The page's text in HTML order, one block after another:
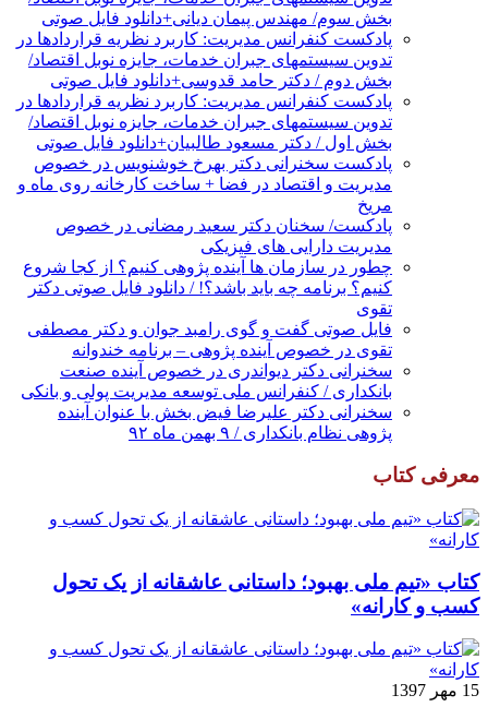
بخش سوم/ مهندس پیمان دیانی+دانلود فایل صوتی
پادکست کنفرانس مدیریت: کاربرد نظریه قراردادها در
تدوین سیستمهای جبران خدمات، جایزه نوبل اقتصاد/
بخش دوم / دکتر حامد قدوسی+دانلود فایل صوتی
پادکست کنفرانس مدیریت: کاربرد نظریه قراردادها در
تدوین سیستمهای جبران خدمات، جایزه نوبل اقتصاد/
بخش اول / دکتر مسعود طالبیان+دانلود فایل صوتی
پادکست سخنرانی دکتر بهرخ خوشنویس در خصوص
مدیریت و اقتصاد در فضا + ساخت کارخانه روی ماه و
مریخ
پادکست/ سخنان دکتر سعید رمضانی در خصوص
مدیریت دارایی های فیزیکی
چطور در سازمان ها آینده پژوهی کنیم؟ از کجا شروع
کنیم؟ برنامه چه باید باشد؟! / دانلود فایل صوتی دکتر
تقوی
فایل صوتی گفت و گوی رامبد جوان و دکتر مصطفی
تقوی در خصوص آینده پژوهی – برنامه خندوانه
سخنرانی دکتر دیواندری در خصوص آینده صنعت
بانکداری / کنفرانس ملی توسعه مدیریت پولی و بانکی
سخنرانی دکتر علیرضا فیض بخش با عنوان آینده
پژوهی نظام بانکداری / ۹ بهمن ماه ۹۲
معرفی کتاب
کتاب «تیم ملی بهبود؛ داستانی عاشقانه از یک تحول
کسب و کارانه»
15 مهر 1397